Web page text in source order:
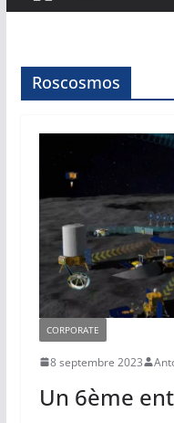
Roscosmos
CORPORATE
8 septembre 2023
Un 6ème